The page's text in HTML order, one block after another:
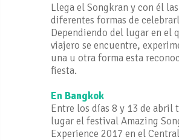
Llega el Songkran y con él las
diferentes formas de
Dependiendo del lugar en el
viajero se encuentre,
una u otra forma esta
fiesta.
En Bangkok
Entre los días 8 y 13 de abril
lugar el festival Amazing
Experience 2017 en el